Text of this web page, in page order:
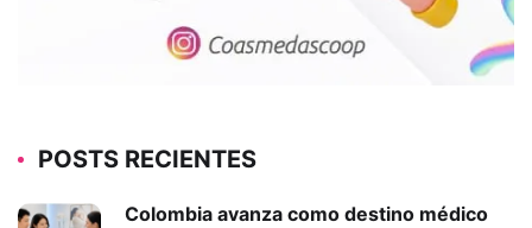
POSTS RECIENTES
Colombia avanza como destino médico